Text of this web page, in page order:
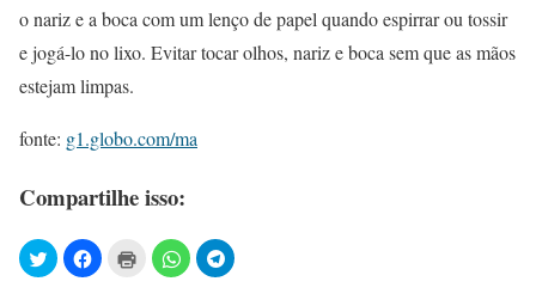
o nariz e a boca com um lenço de papel quando espirrar ou tossir
e jogá-lo no lixo. Evitar tocar olhos, nariz e boca sem que as mãos
estejam limpas.
fonte: g1.globo.com/ma
Compartilhe isso: